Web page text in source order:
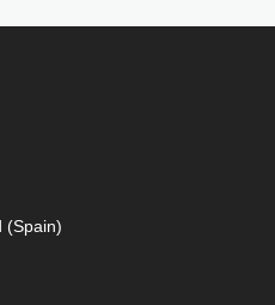
(Spain)